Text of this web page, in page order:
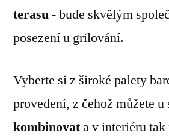
terasu- bude skvělým
posezení u grilování.
Vyberte si z široké palety
provedení, z čehož můžete u
kombinovata v interiéru tak